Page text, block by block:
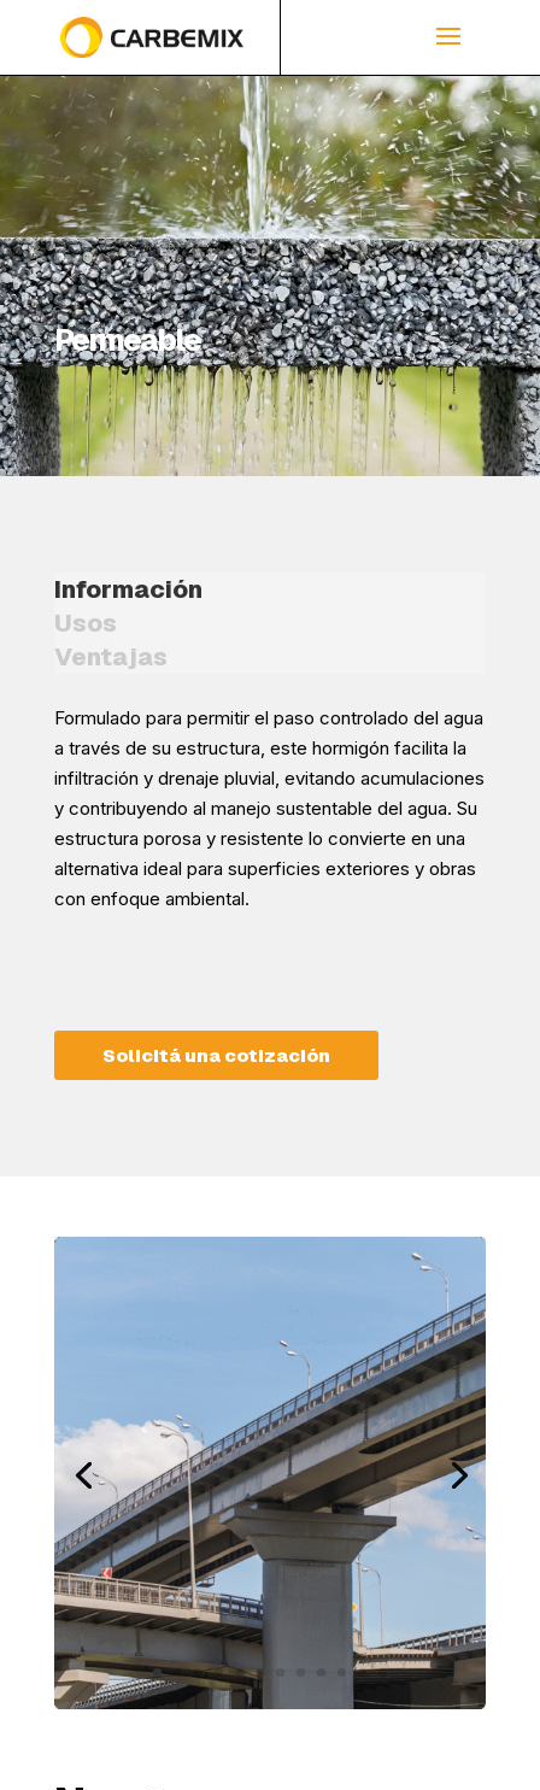
Permeable
Información
Usos
Ventajas
Formulado para permitir el paso controlado del agua
a través de su estructura, este hormigón facilita la
infiltración y drenaje pluvial, evitando acumulaciones
y contribuyendo al manejo sustentable del agua. Su
estructura porosa y resistente lo convierte en una
alternativa ideal para superficies exteriores y obras
con enfoque ambiental.
Solicitá una cotización